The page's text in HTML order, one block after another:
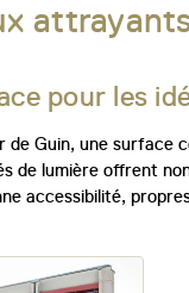
pour les
de Guin, une surface
de lumière offrent
accessibilité,